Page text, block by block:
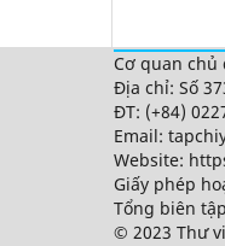
Cơ quan chủ
Địa chỉ: Số
ĐT: (+84)
Email:
Website:
Giấy phép
Tổng biên
© 2023 Thư